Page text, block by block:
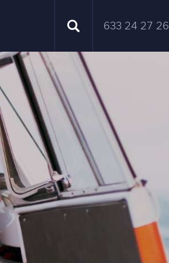
633 24 27 26